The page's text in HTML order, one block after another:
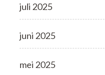
juli 2025
juni 2025
mei 2025